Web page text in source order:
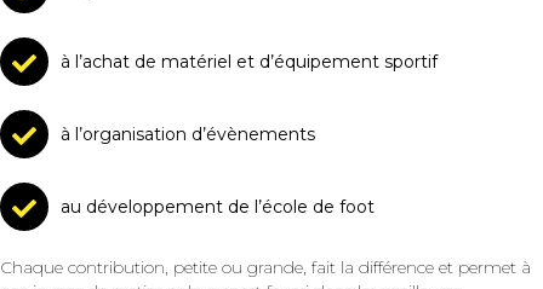
à l’achat de matériel et d’équipement sportif
à l’organisation d’évènements
au développement de l’école de foot
Chaque contribution, petite ou grande, fait la différence et permet à